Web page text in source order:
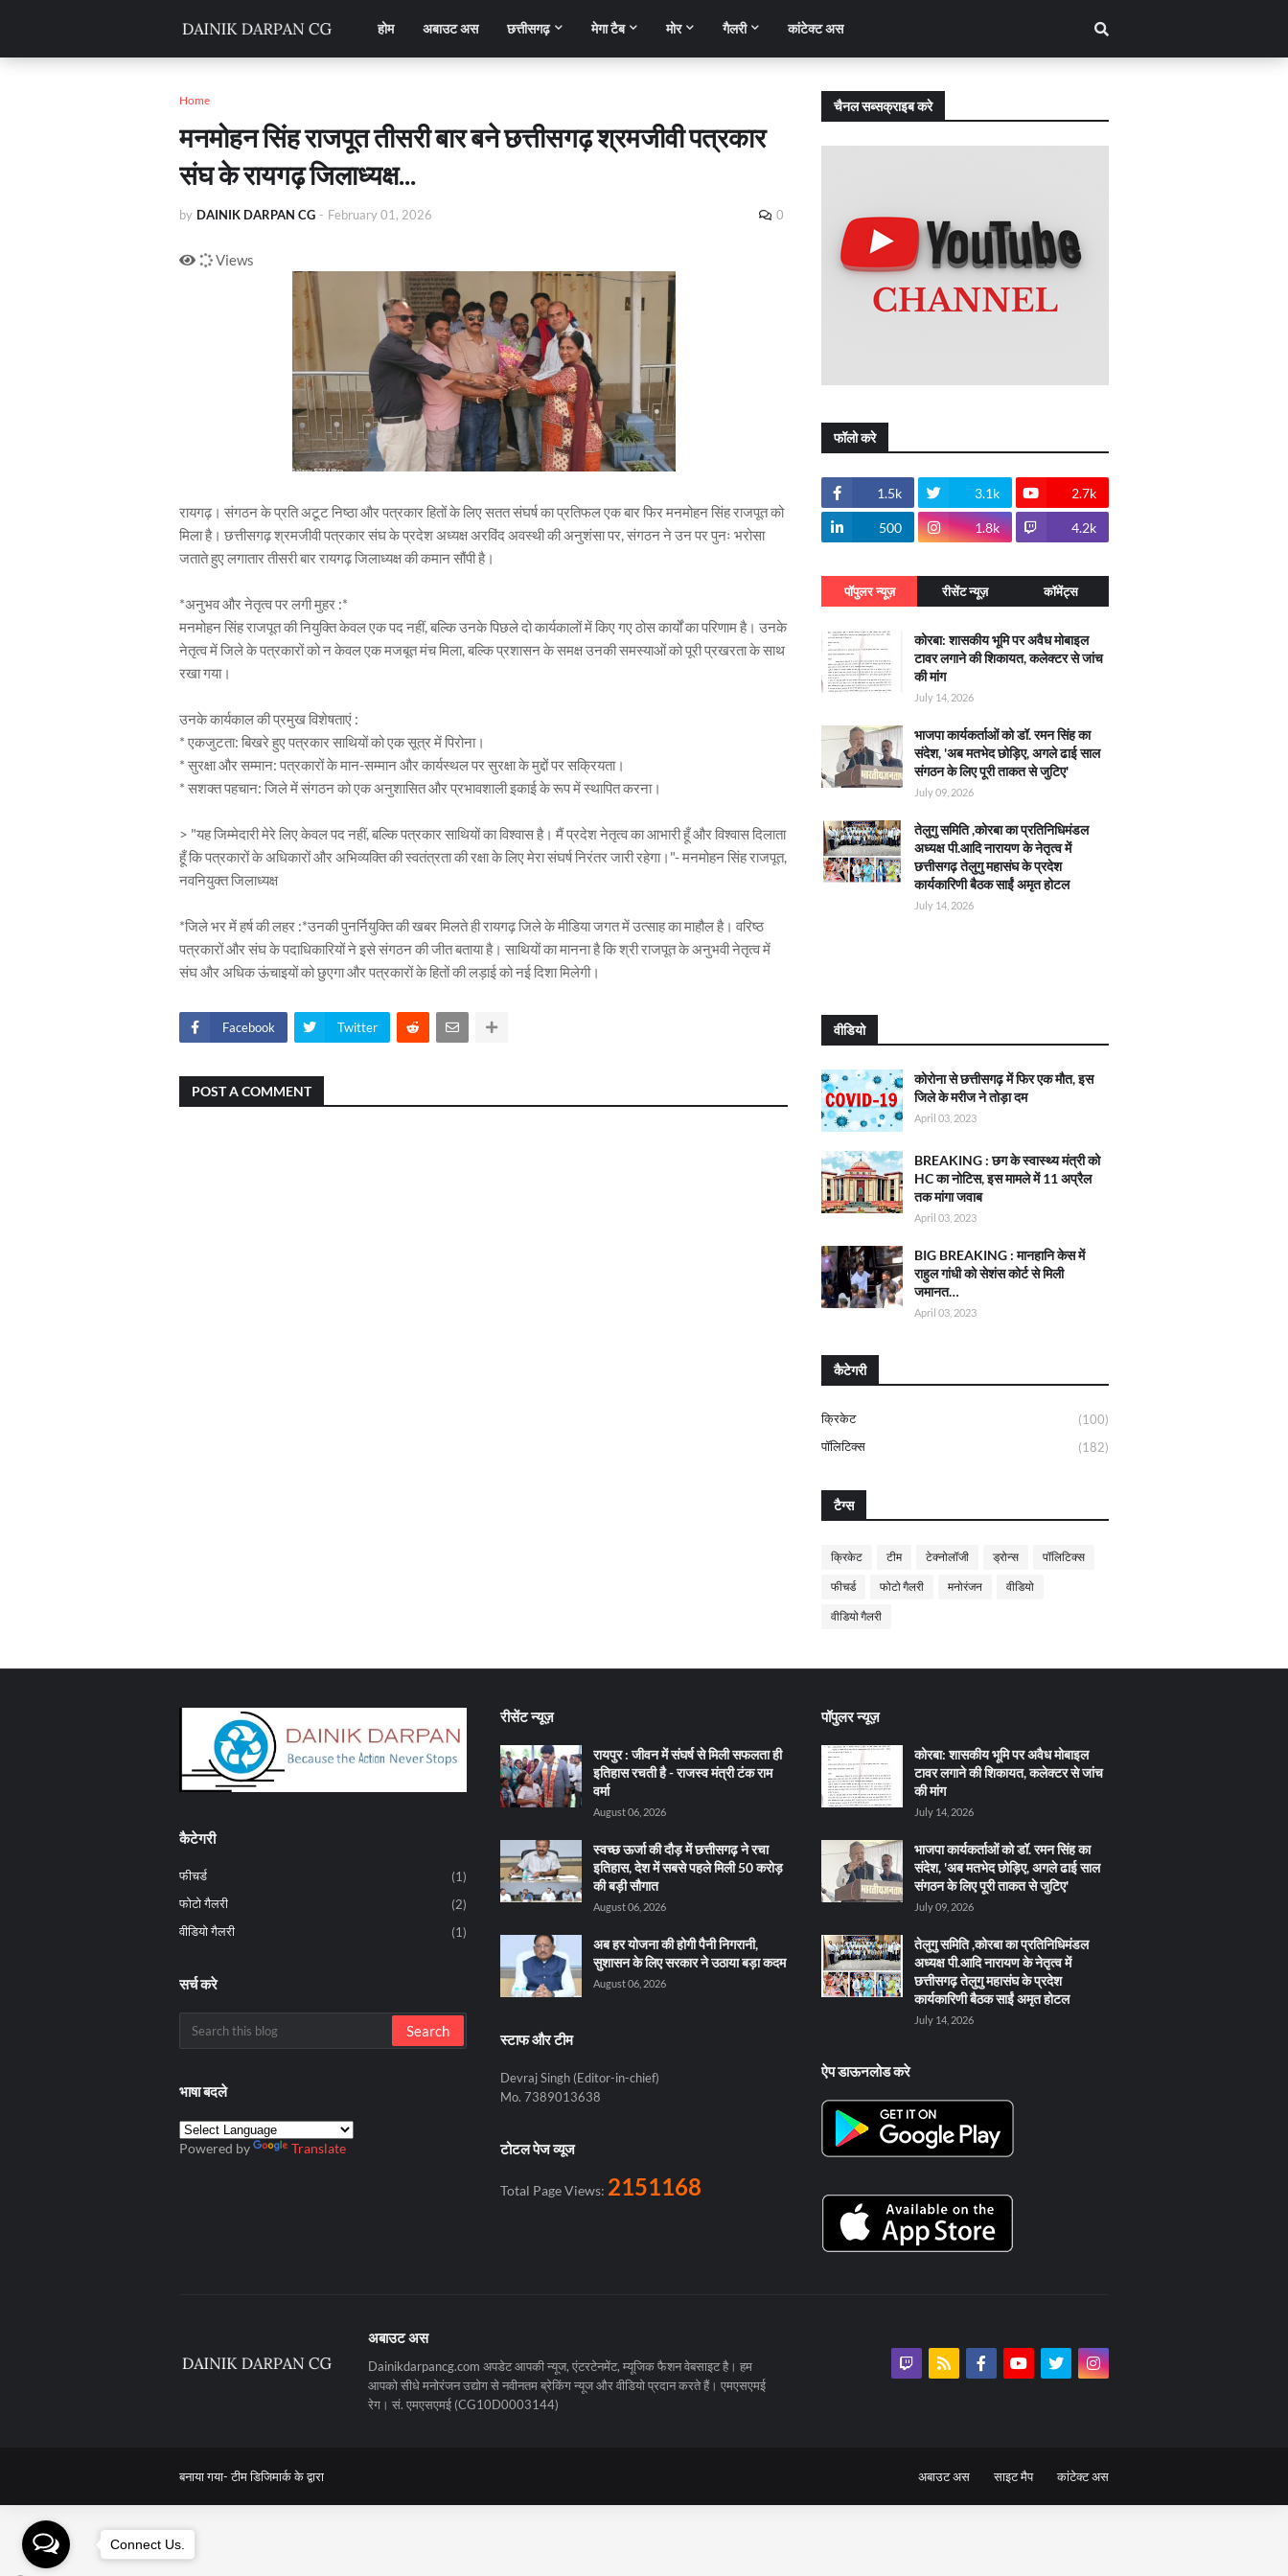
होम अबाउट अस छत्तीसगढ़ मेगा टैब मोर गैलरी कांटेक्ट अस
Home
मनमोहन सिंह राजपूत तीसरी बार बने छत्तीसगढ़ श्रमजीवी पत्रकार
संघ के रायगढ़ जिलाध्यक्ष...
by DAINIK DARPAN CG - February 01, 2026 0
Views
रायगढ़। संगठन के प्रति अटूट निष्ठा और पत्रकार हितों के लिए सतत संघर्ष का प्रतिफल एक बार फिर मनमोहन सिंह राजपूत को
मिला है। छत्तीसगढ़ श्रमजीवी पत्रकार संघ के प्रदेश अध्यक्ष अरविंद अवस्थी की अनुशंसा पर, संगठन ने उन पर पुनः भरोसा
जताते हुए लगातार तीसरी बार रायगढ़ जिलाध्यक्ष की कमान सौंपी है।
*अनुभव और नेतृत्व पर लगी मुहर :*
मनमोहन सिंह राजपूत की नियुक्ति केवल एक पद नहीं, बल्कि उनके पिछले दो कार्यकालों में किए गए ठोस कार्यों का परिणाम है। उनके
नेतृत्व में जिले के पत्रकारों को न केवल एक मजबूत मंच मिला, बल्कि प्रशासन के समक्ष उनकी समस्याओं को पूरी प्रखरता के साथ
रखा गया।
उनके कार्यकाल की प्रमुख विशेषताएं :
* एकजुटता: बिखरे हुए पत्रकार साथियों को एक सूत्र में पिरोना।
* सुरक्षा और सम्मान: पत्रकारों के मान-सम्मान और कार्यस्थल पर सुरक्षा के मुद्दों पर सक्रियता।
* सशक्त पहचान: जिले में संगठन को एक अनुशासित और प्रभावशाली इकाई के रूप में स्थापित करना।
> "यह जिम्मेदारी मेरे लिए केवल पद नहीं, बल्कि पत्रकार साथियों का विश्वास है। मैं प्रदेश नेतृत्व का आभारी हूँ और विश्वास दिलाता
हूँ कि पत्रकारों के अधिकारों और अभिव्यक्ति की स्वतंत्रता की रक्षा के लिए मेरा संघर्ष निरंतर जारी रहेगा।"- मनमोहन सिंह राजपूत,
नवनियुक्त जिलाध्यक्ष
*जिले भर में हर्ष की लहर :*उनकी पुनर्नियुक्ति की खबर मिलते ही रायगढ़ जिले के मीडिया जगत में उत्साह का माहौल है। वरिष्ठ
पत्रकारों और संघ के पदाधिकारियों ने इसे संगठन की जीत बताया है। साथियों का मानना है कि श्री राजपूत के अनुभवी नेतृत्व में
संघ और अधिक ऊंचाइयों को छुएगा और पत्रकारों के हितों की लड़ाई को नई दिशा मिलेगी।
Facebook Twitter
POST A COMMENT
चैनल सब्सक्राइब करे
फॉलो करे
1.5k 3.1k 2.7k
500 1.8k 4.2k
पॉपुलर न्यूज़ रीसेंट न्यूज़ कॉमेंट्स
कोरबा: शासकीय भूमि पर अवैध मोबाइल
टावर लगाने की शिकायत, कलेक्टर से जांच
की मांग
July 14, 2026
भाजपा कार्यकर्ताओं को डॉ. रमन सिंह का
संदेश, 'अब मतभेद छोड़िए, अगले ढाई साल
संगठन के लिए पूरी ताकत से जुटिए'
July 09, 2026
तेलुगु समिति ,कोरबा का प्रतिनिधिमंडल
अध्यक्ष पी.आदि नारायण के नेतृत्व में
छत्तीसगढ़ तेलुगु महासंघ के प्रदेश
कार्यकारिणी बैठक साईं अमृत होटल
July 14, 2026
वीडियो
कोरोना से छत्तीसगढ़ में फिर एक मौत, इस
जिले के मरीज ने तोड़ा दम
April 03, 2023
BREAKING : छग के स्वास्थ्य मंत्री को
HC का नोटिस, इस मामले में 11 अप्रैल
तक मांगा जवाब
April 03, 2023
BIG BREAKING : मानहानि केस में
राहुल गांधी को सेशंस कोर्ट से मिली
जमानत…
April 03, 2023
कैटेगरी
क्रिकेट
(100)
पॉलिटिक्स
(182)
टैग्स
क्रिकेट टीम टेक्नोलॉजी ड्रोन्स पॉलिटिक्स
फीचर्ड फोटो गैलरी मनोरंजन वीडियो
वीडियो गैलरी
कैटेगरी
फीचर्ड
(1)
फोटो गैलरी
(2)
वीडियो गैलरी
(1)
सर्च करे
भाषा बदले
Powered by Translate
रीसेंट न्यूज़
रायपुर : जीवन में संघर्ष से मिली सफलता ही
इतिहास रचती है - राजस्व मंत्री टंक राम
वर्मा
August 06, 2026
स्वच्छ ऊर्जा की दौड़ में छत्तीसगढ़ ने रचा
इतिहास, देश में सबसे पहले मिली 50 करोड़
की बड़ी सौगात
August 06, 2026
अब हर योजना की होगी पैनी निगरानी,
सुशासन के लिए सरकार ने उठाया बड़ा कदम
August 06, 2026
स्टाफ और टीम
Devraj Singh (Editor-in-chief)
Mo. 7389013638
टोटल पेज व्यूज
Total Page Views: 2151168
पॉपुलर न्यूज़
कोरबा: शासकीय भूमि पर अवैध मोबाइल
टावर लगाने की शिकायत, कलेक्टर से जांच
की मांग
July 14, 2026
भाजपा कार्यकर्ताओं को डॉ. रमन सिंह का
संदेश, 'अब मतभेद छोड़िए, अगले ढाई साल
संगठन के लिए पूरी ताकत से जुटिए'
July 09, 2026
तेलुगु समिति ,कोरबा का प्रतिनिधिमंडल
अध्यक्ष पी.आदि नारायण के नेतृत्व में
छत्तीसगढ़ तेलुगु महासंघ के प्रदेश
कार्यकारिणी बैठक साईं अमृत होटल
July 14, 2026
ऐप डाऊनलोड करे
अबाउट अस
Dainikdarpancg.com अपडेट आपकी न्यूज, एंटरटेनमेंट, म्यूजिक फैशन वेबसाइट है। हम
आपको सीधे मनोरंजन उद्योग से नवीनतम ब्रेकिंग न्यूज और वीडियो प्रदान करते हैं। एमएसएमई
रेग। सं. एमएसएमई (CG10D0003144)
बनाया गया-टीम डिजिमार्क के द्वारा अबाउट अस साइट मैप कांटेक्ट अस
Connect Us.